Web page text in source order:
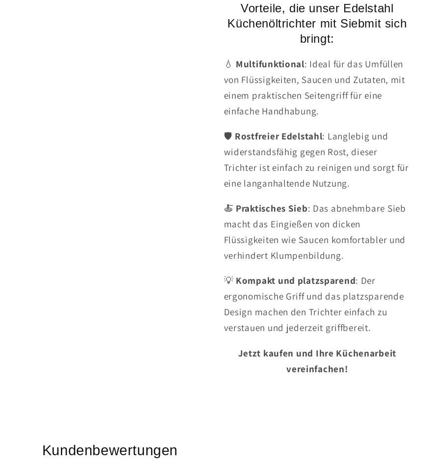
Vorteile, die unser Edelstahl
Küchenöltrichter mit Siebmit sich
bringt:
💧 Multifunktional: Ideal für das Umfüllen
von Flüssigkeiten, Saucen und Zutaten, mit
einem praktischen Seitengriff für eine
einfache Handhabung.
🛡️ Rostfreier Edelstahl: Langlebig und
widerstandsfähig gegen Rost, dieser
Trichter ist einfach zu reinigen und sorgt für
eine langanhaltende Nutzung.
🍝 Praktisches Sieb: Das abnehmbare Sieb
macht das Eingießen von dicken
Flüssigkeiten wie Saucen komfortabler und
verhindert Klumpenbildung.
💡Kompakt und platzsparend: Der
ergonomische Griff und das platzsparende
Design machen den Trichter einfach zu
verstauen und jederzeit griffbereit.
Jetzt kaufen und Ihre Küchenarbeit
vereinfachen!
Kundenbewertungen